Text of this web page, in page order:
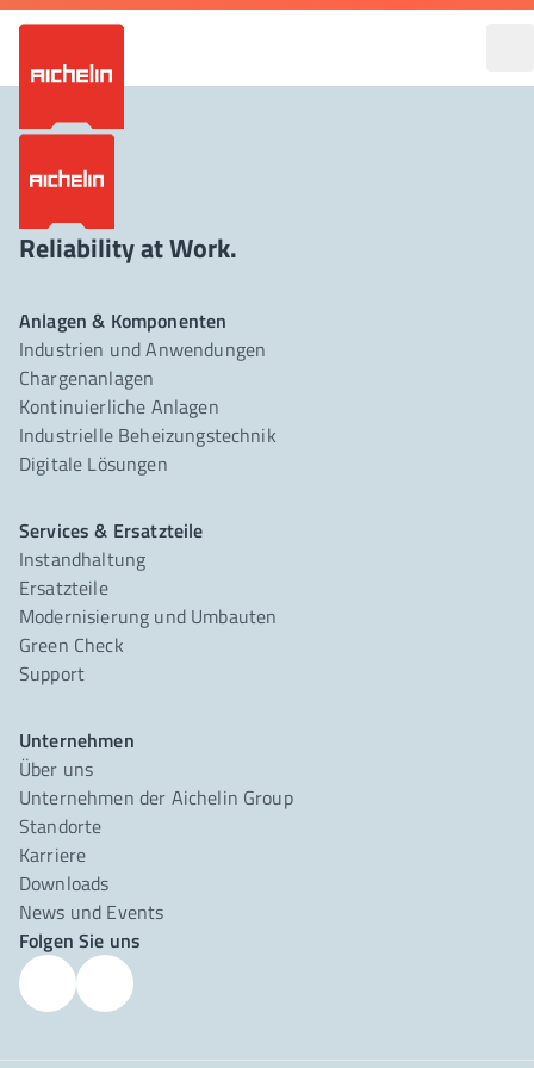
Reliability at Work.
Anlagen & Komponenten
Industrien und Anwendungen
Chargenanlagen
Kontinuierliche Anlagen
Industrielle Beheizungstechnik
Digitale Lösungen
Services & Ersatzteile
Instandhaltung
Ersatzteile
Modernisierung und Umbauten
Green Check
Support
Unternehmen
Über uns
Unternehmen der Aichelin Group
Standorte
Karriere
Downloads
News und Events
Folgen Sie uns